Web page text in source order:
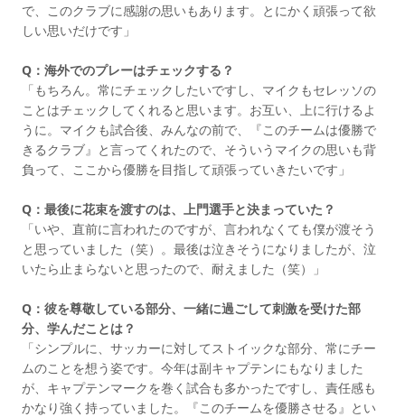
で、このクラブに感謝の思いもあります。とにかく頑張って欲
しい思いだけです」
Q：海外でのプレーはチェックする？
「もちろん。常にチェックしたいですし、マイクもセレッソの
ことはチェックしてくれると思います。お互い、上に行けるよ
うに。マイクも試合後、みんなの前で、『このチームは優勝で
きるクラブ』と言ってくれたので、そういうマイクの思いも背
負って、ここから優勝を目指して頑張っていきたいです」
Q：最後に花束を渡すのは、上門選手と決まっていた？
「いや、直前に言われたのですが、言われなくても僕が渡そう
と思っていました（笑）。最後は泣きそうになりましたが、泣
いたら止まらないと思ったので、耐えました（笑）」
Q：彼を尊敬している部分、一緒に過ごして刺激を受けた部
分、学んだことは？
「シンプルに、サッカーに対してストイックな部分、常にチー
ムのことを想う姿です。今年は副キャプテンにもなりました
が、キャプテンマークを巻く試合も多かったですし、責任感も
かなり強く持っていました。『このチームを優勝させる』とい